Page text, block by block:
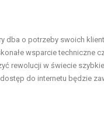
dba o potrzeby swoich
wsparcie techniczne
rewolucji w świecie
do internetu będzie